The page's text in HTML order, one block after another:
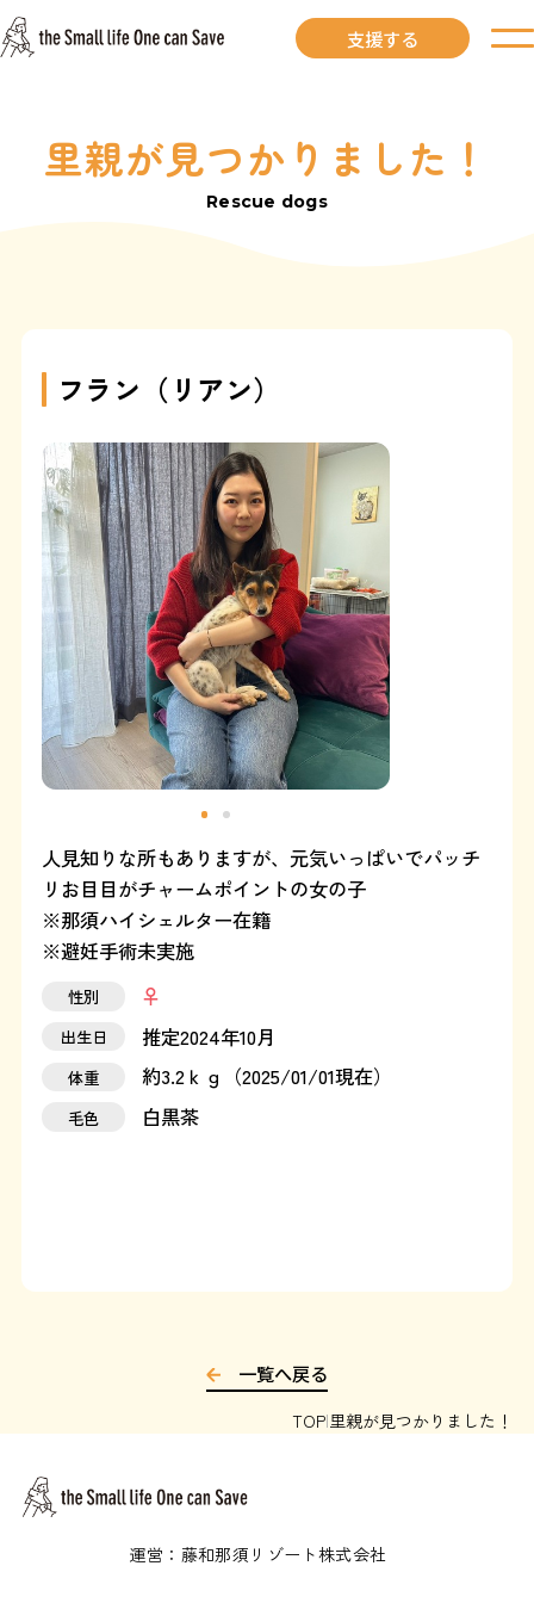
お知らせ
里親が見つかりました
よくある質問
SHOP
ブログ
協賛企業について
運営：藤和那須リゾート株式会社
支援する
里親が見つかりました！
Rescue dogs
フラン（リアン）
人見知りな所もありますが、元気いっぱいでパッチ
リお目目がチャームポイントの女の子
※那須ハイシェルター在籍
※避妊手術未実施
性別
出生日
推定2024年10月
体重 約3.2ｋｇ（2025/01/01現在）
毛色 白黒茶
一覧へ戻る
TOP 里親が見つかりました！
運営：藤和那須リゾート株式会社